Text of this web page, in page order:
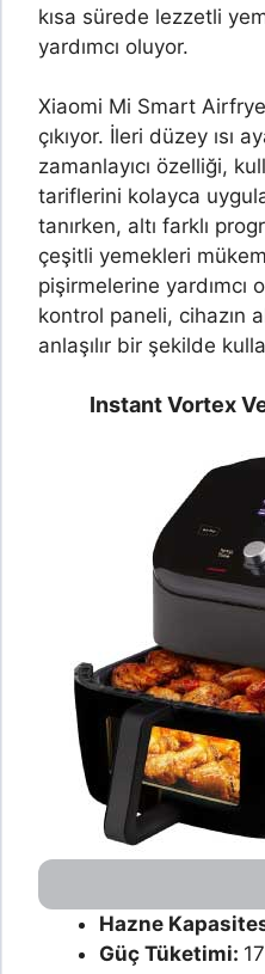
kısa sürede lezzetli
yardımcı oluyor.
Xiaomi Mi Smart
çıkıyor. İleri düzey ısı
zamanlayıcı özelliği,
tariflerini kolayca
tanırken, altı farklı
çeşitli yemekleri
pişirmelerine yardımcı
kontrol paneli, cihazın
anlaşılır bir şekilde
Instant Vortex
Hazne
Güç Tüketimi: